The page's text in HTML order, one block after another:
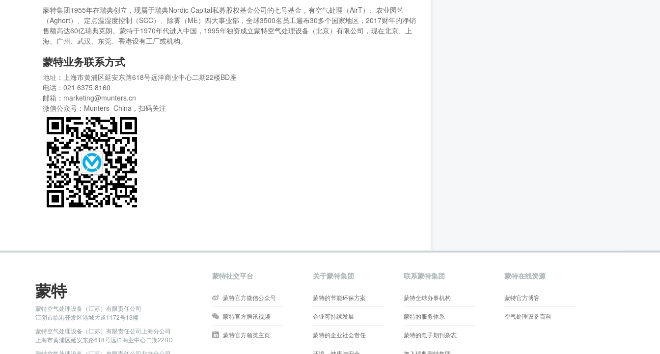
蒙特集团1955年在瑞典创立，现属于瑞典Nordic Capital私募股权基金公司的七号基金，有空气处理（AirT）、农业园艺
（Aghort）、定点温湿度控制（SCC）、除雾（ME）四大事业部，全球3500名员工遍布30多个国家地区，2017财年的净销
售额高达60亿瑞典克朗。蒙特于1970年代进入中国，1995年独资成立蒙特空气处理设备（北京）有限公司，现在北京、上
海、广州、武汉、东莞、香港设有工厂或机构。
蒙特业务联系方式
地址：上海市黄浦区延安东路618号远洋商业中心二期22楼BD座
电话：021 6375 8160
邮箱：marketing@munters.cn
微信公众号：Munters_China，扫码关注
蒙特
蒙特空气处理设备（江苏）有限责任公司
江阴市临港开发区港城大道1172号13幢
蒙特空气处理设备（江苏）有限责任公司上海分公司
上海市黄浦区延安东路618号远洋商业中心二期22BD
蒙特社交平台
蒙特官方微信公众号
蒙特官方腾讯视频
蒙特官方领英主页
关于蒙特集团
蒙特的节能环保方案
企业可持续发展
蒙特的企业社会责任
联系蒙特集团
蒙特全球办事机构
蒙特的服务体系
蒙特的电子期刊杂志
蒙特在线资源
蒙特官方博客
空气处理设备百科